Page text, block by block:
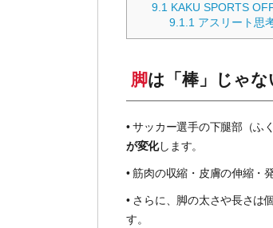
9.1 KAKU SPORTS
9.1.1 アスリート思
脚は「棒」じゃ
• サッカー選手の下腿部（ふ
が変化します。
• 筋肉の収縮・皮膚の伸縮・
• さらに、脚の太さや長さは
す。